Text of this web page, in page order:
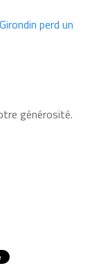
perd un
générosité.